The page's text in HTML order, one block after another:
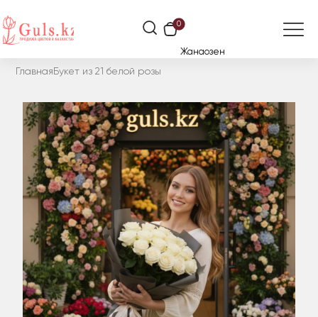
0
Жанаозен
Главная Букет из 21 белой розы